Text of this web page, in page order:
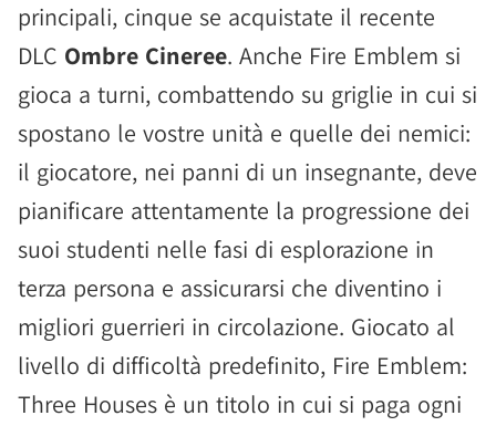
principali, cinque se acquistate il recente
DLC Ombre Cineree. Anche Fire Emblem si
gioca a turni, combattendo su griglie in cui si
spostano le vostre unità e quelle dei nemici:
il giocatore, nei panni di un insegnante, deve
pianificare attentamente la progressione dei
suoi studenti nelle fasi di esplorazione in
terza persona e assicurarsi che diventino i
migliori guerrieri in circolazione. Giocato al
livello di difficoltà predefinito, Fire Emblem:
Three Houses è un titolo in cui si paga ogni